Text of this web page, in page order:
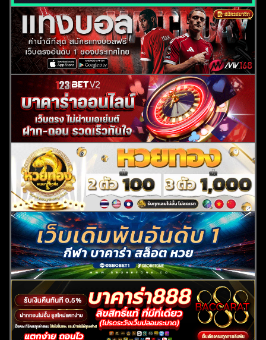
ค้นหา
สำหรับ: